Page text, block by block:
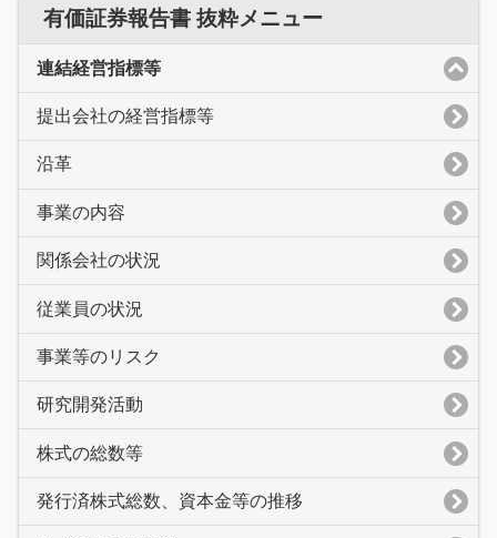
有価証券報告書 抜粋メニュー
連結経営指標等
提出会社の経営指標等
沿革
事業の内容
関係会社の状況
従業員の状況
事業等のリスク
研究開発活動
株式の総数等
発行済株式総数、資本金等の推移